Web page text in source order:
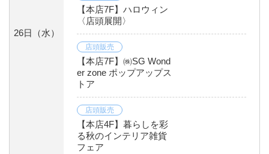
26日 （水）
【本店7F】ハロウィン
〈店頭展開〉
店頭販売
【本店7F】㈱SG Wond
er zone ポップアップス
トア
店頭販売
【本店4F】暮らしを彩
る秋のインテリア雑貨
フェア